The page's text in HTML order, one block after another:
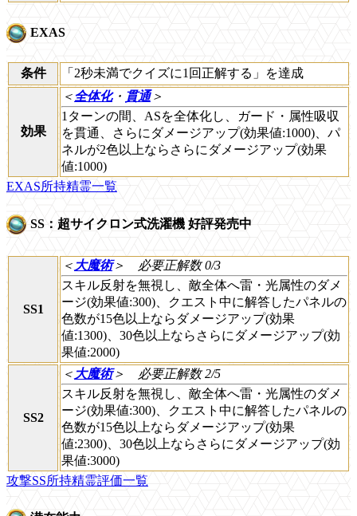
EXAS
条件 「2秒未満でクイズに1回正解する」を達成
効果
＜全体化・ 貫通＞
1ターンの間、ASを全体化し、ガード・属性吸収
を貫通、さらにダメージアップ(効果値:1000)、パ
ネルが2色以上ならさらにダメージアップ(効果
値:1000)
EXAS所持精霊一覧
SS：超サイクロン式洗濯機 好評発売中
SS1
＜ 大魔術＞
必要正解数 0/3
スキル反射を無視し、敵全体へ雷・光属性のダメ
ージ(効果値:300)、クエスト中に解答したパネルの
色数が15色以上ならダメージアップ(効果
値:1300)、30色以上ならさらにダメージアップ(効
果値:2000)
SS2
＜ 大魔術＞
必要正解数 2/5
スキル反射を無視し、敵全体へ雷・光属性のダメ
ージ(効果値:300)、クエスト中に解答したパネルの
色数が15色以上ならダメージアップ(効果
値:2300)、30色以上ならさらにダメージアップ(効
果値:3000)
攻撃SS所持精霊評価一覧